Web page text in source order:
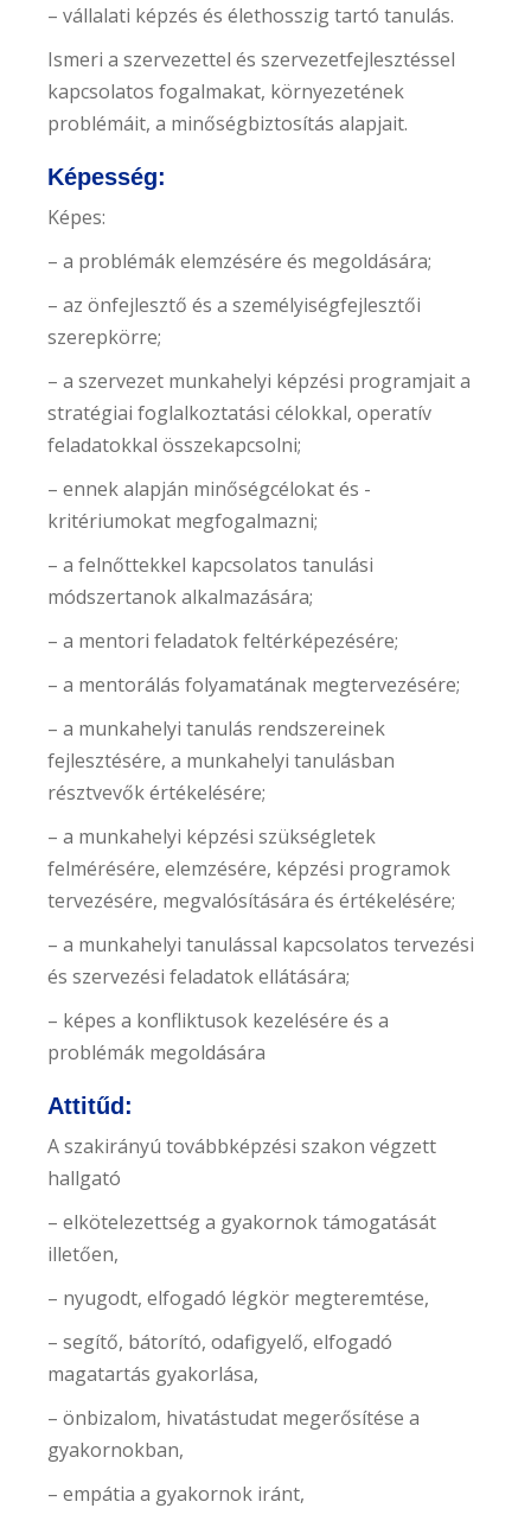
– vállalati képzés és élethosszig tartó tanulás.
Ismeri a szervezettel és szervezetfejlesztéssel
kapcsolatos fogalmakat, környezetének
problémáit, a minőségbiztosítás alapjait.
Képesség:
Képes:
– a problémák elemzésére és megoldására;
– az önfejlesztő és a személyiségfejlesztői
szerepkörre;
– a szervezet munkahelyi képzési programjait a
stratégiai foglalkoztatási célokkal, operatív
feladatokkal összekapcsolni;
– ennek alapján minőségcélokat és -
kritériumokat megfogalmazni;
– a felnőttekkel kapcsolatos tanulási
módszertanok alkalmazására;
– a mentori feladatok feltérképezésére;
– a mentorálás folyamatának megtervezésére;
– a munkahelyi tanulás rendszereinek
fejlesztésére, a munkahelyi tanulásban
résztvevők értékelésére;
– a munkahelyi képzési szükségletek
felmérésére, elemzésére, képzési programok
tervezésére, megvalósítására és értékelésére;
– a munkahelyi tanulással kapcsolatos tervezési
és szervezési feladatok ellátására;
– képes a konfliktusok kezelésére és a
problémák megoldására
Attitűd:
A szakirányú továbbképzési szakon végzett
hallgató
– elkötelezettség a gyakornok támogatását
illetően,
– nyugodt, elfogadó légkör megteremtése,
– segítő, bátorító, odafigyelő, elfogadó
magatartás gyakorlása,
– önbizalom, hivatástudat megerősítése a
gyakornokban,
– empátia a gyakornok iránt,